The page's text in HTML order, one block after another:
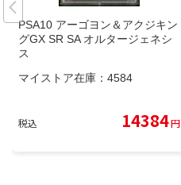
PSA10 アーゴヨン＆アクジキン
グGX SR SA オルタージェネシ
ス
マイストア在庫： 4584
税込 14384円